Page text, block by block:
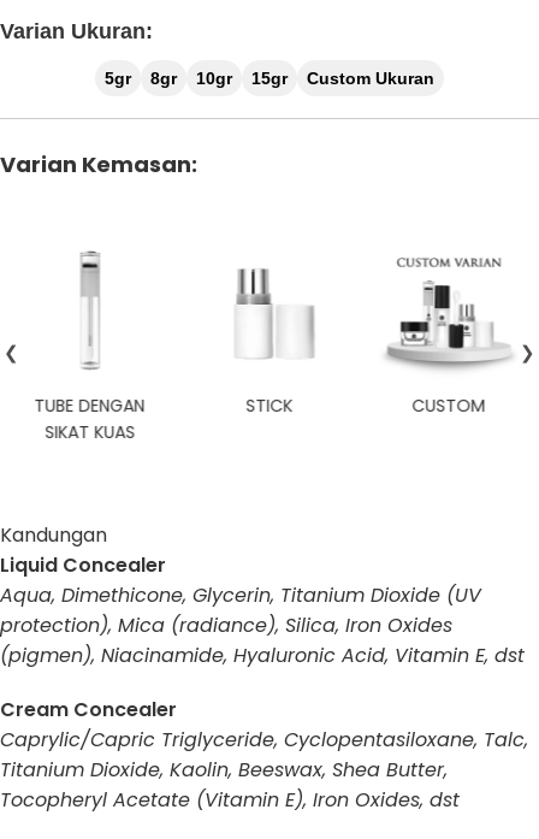
Varian Ukuran:
5gr 8gr 10gr 15gr Custom Ukuran
Varian Kemasan:
TUBE DENGAN
SIKAT KUAS
STICK CUSTOM
❮ ❯
Kandungan
Liquid Concealer
Aqua, Dimethicone, Glycerin, Titanium Dioxide (UV
protection), Mica (radiance), Silica, Iron Oxides
(pigmen), Niacinamide, Hyaluronic Acid, Vitamin E, dst
Cream Concealer
Caprylic/Capric Triglyceride, Cyclopentasiloxane, Talc,
Titanium Dioxide, Kaolin, Beeswax, Shea Butter,
Tocopheryl Acetate (Vitamin E), Iron Oxides, dst